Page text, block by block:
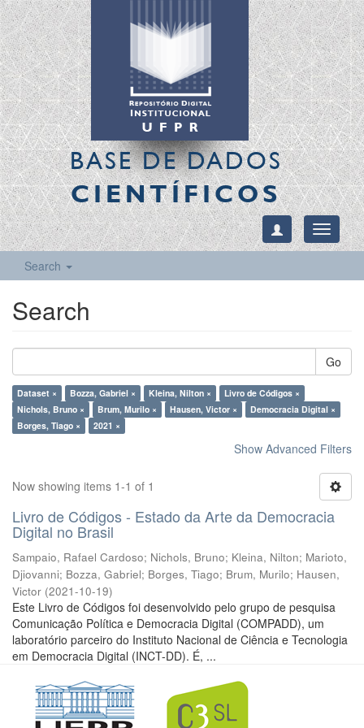
BASE DE DADOS
CIENTÍFICOS
Toggle
Search
Search
Go
Dataset × Bozza, Gabriel × Kleina, Nilton ×
Livro de Códigos ×
Nichols, Bruno ×
Brum, Murilo × Hausen, Victor ×
Democracia Digital ×
Borges, Tiago ×
2021 ×
Show Advanced Filters
Now showing items 1-1 of 1
Livro de Códigos - Estado da Arte da Democracia
Digital no Brasil
Sampaio, Rafael Cardoso; Nichols, Bruno; Kleina, Nilton; Marioto,
Djiovanni; Bozza, Gabriel; Borges, Tiago; Brum, Murilo; Hausen,
Victor (2021-10-19)
Este Livro de Códigos foi desenvolvido pelo grupo de pesquisa
Comunicação Política e Democracia Digital (COMPADD), um
laboratório parceiro do Instituto Nacional de Ciência e Tecnologia
em Democracia Digital (INCT-DD). É, ...